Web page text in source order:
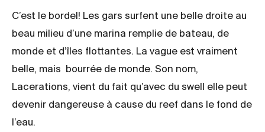
C’est le bordel! Les gars surfent une belle droite au
beau milieu d’une marina remplie de bateau, de
monde et d’îles flottantes. La vague est vraiment
belle, mais bourrée de monde. Son nom,
Lacerations, vient du fait qu’avec du swell elle peut
devenir dangereuse à cause du reef dans le fond de
l’eau.